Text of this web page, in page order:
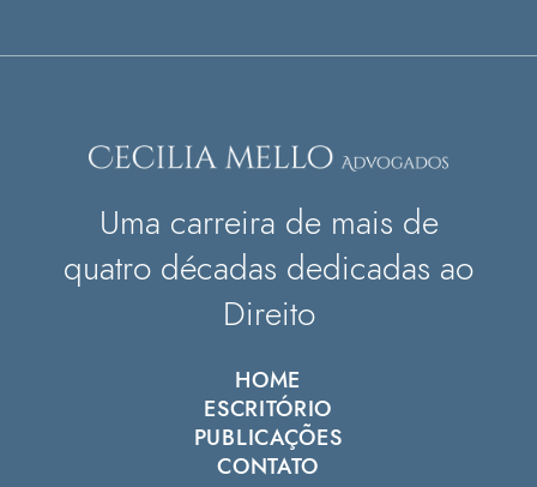
Uma carreira de mais de
quatro décadas dedicadas ao
Direito
HOME
ESCRITÓRIO
PUBLICAÇÕES
CONTATO